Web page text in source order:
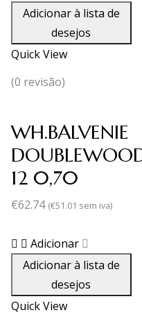
Adicionar à lista de
desejos
Quick View
(0 revisão)
WH.BALVENIE
12 0,70
€62.74 (€51.01 sem iva)
Adicionar
Adicionar à lista de
desejos
Quick View